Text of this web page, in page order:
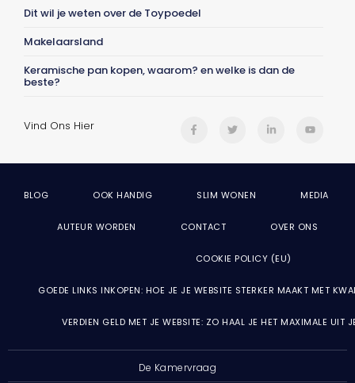
Dit wil je weten over de Toypoedel
Makelaarsland
Keramische pan kopen, waarom? en welke is dan de
beste?
Vind Ons Hier
BLOG OOK HANDIG SLIM WONEN MEDIA
AUTEUR WORDEN CONTACT OVER ONS
COOKIE POLICY (EU)
GOEDE LINKS INKOPEN: HOE JE JE WEBSITE STERKER MAAKT MET
VERDIEN GELD MET JE WEBSITE: ZO HAAL JE HET MAXIMALE UIT
De Kamervraag